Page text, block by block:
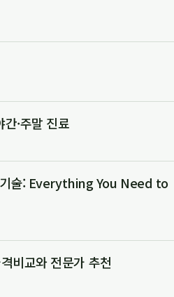
·주말 진료
기술: Everything You Need to
비교와 전문가 추천